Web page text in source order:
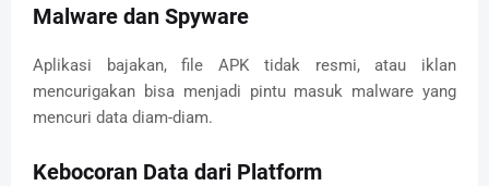
Malware dan Spyware
Aplikasi bajakan, file APK tidak resmi, atau iklan
mencurigakan bisa menjadi pintu masuk malware yang
mencuri data diam-diam.
Kebocoran Data dari Platform